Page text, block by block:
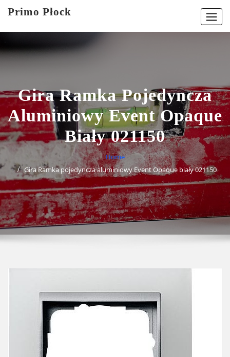
Primo Płock
Gira Ramka Pojedyncza
Aluminiowy Event Opaque
Biały 021150
Home
Gira Ramka pojedyncza aluminiowy Event Opaque biały 021150